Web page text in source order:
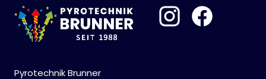
Pyrotechnik Brunner